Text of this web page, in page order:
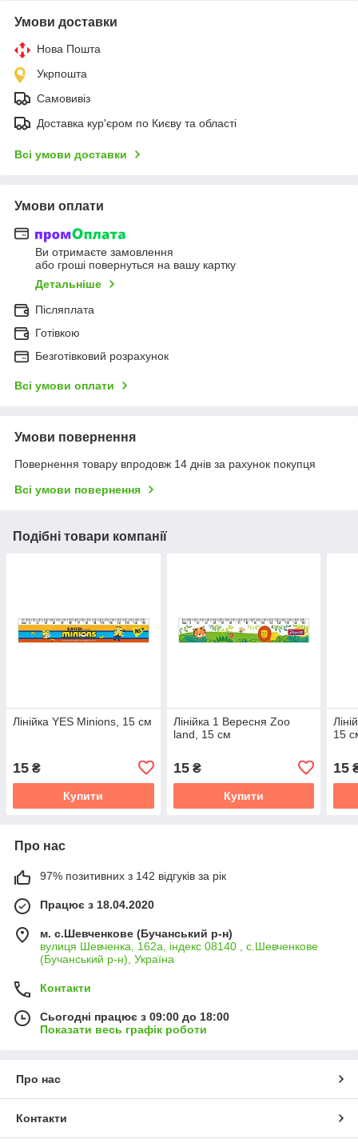
Умови доставки
Нова Пошта
Укрпошта
Самовивіз
Доставка кур'єром по Києву та області
Всі умови доставки
Умови оплати
Ви отримаєте замовлення
або гроші повернуться на вашу картку
Детальніше
Післяплата
Готівкою
Безготівковий розрахунок
Всі умови оплати
Умови повернення
Повернення товару впродовж 14 днів за рахунок покупця
Всі умови повернення
Подібні товари компанії
Лінійка YES Minions, 15 см
15 ₴
Купити
Лінійка 1 Вересня Zoo
land, 15 см
15₴
Купити
15
15
Про нас
97% позитивних з 142 відгуків за рік
Працює з 18.04.2020
м. с.Шевченкове (Бучанський р-н)
вулиця Шевченка, 162а, індекс 08140 , с.Шевченкове
(Бучанський р-н), Україна
Контакти
Сьогодні працює з 09:00 до 18:00
Показати весь графік роботи
Про нас
Контакти